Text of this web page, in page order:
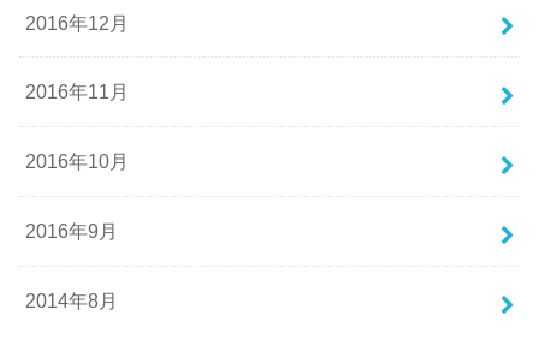
2016年12月
2016年11月
2016年10月
2016年9月
2014年8月